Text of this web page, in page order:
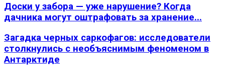
Доски у забора — уже нарушение? Когда
дачника могут оштрафовать за хранение...
Загадка черных саркофагов: исследователи
столкнулись с необъяснимым феноменом в
Антарктиде